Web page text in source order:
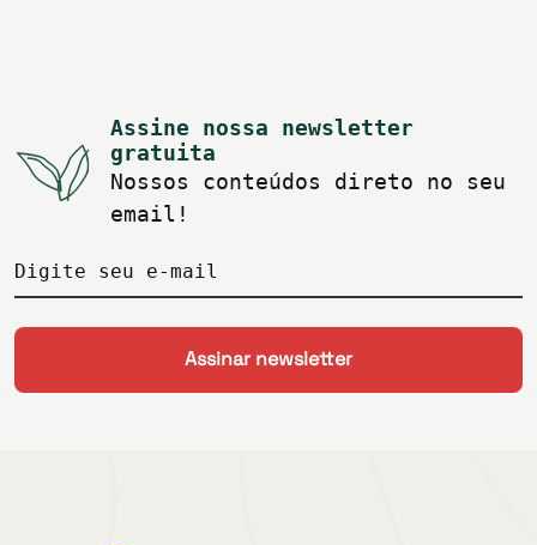
Assine nossa newsletter
gratuita
Nossos conteúdos direto no seu
email!
Digite seu e-mail